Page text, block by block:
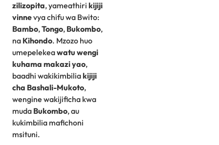
zilizopita, yameathiri kijiji
vinnevya chifu wa Bwito:
Bambo,Tongo, Bukombo,
na Kihondo. Mzozo huo
umepelekeawatu wengi
kuhama makazi yao,
baadhi wakikimbiliakijiji
cha Bashali-Mukoto,
wengine wakijificha kwa
muda Bukombo, au
kukimbilia mafichoni
msituni.